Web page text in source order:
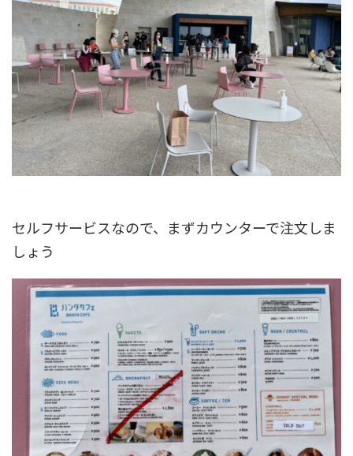
セルフサービスなので、まずカウンターで注文しま
しょう